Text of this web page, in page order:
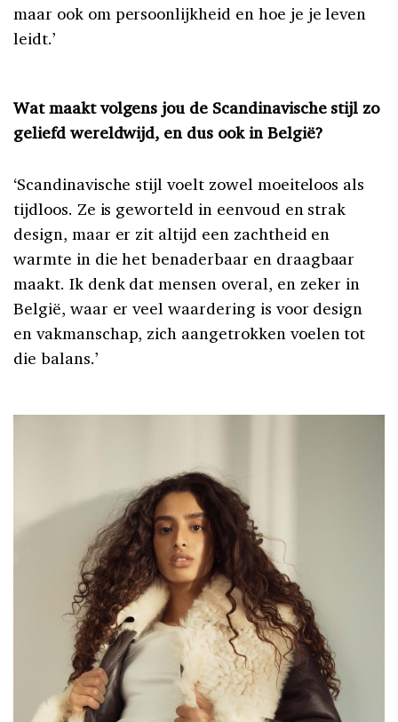
maar ook om persoonlijkheid en hoe je je leven
leidt.’
Wat maakt volgens jou de Scandinavische stijl zo
geliefd wereldwijd, en dus ook in België?
‘Scandinavische stijl voelt zowel moeiteloos als
tijdloos. Ze is geworteld in eenvoud en strak
design, maar er zit altijd een zachtheid en
warmte in die het benaderbaar en draagbaar
maakt. Ik denk dat mensen overal, en zeker in
België, waar er veel waardering is voor design
en vakmanschap, zich aangetrokken voelen tot
die balans.’